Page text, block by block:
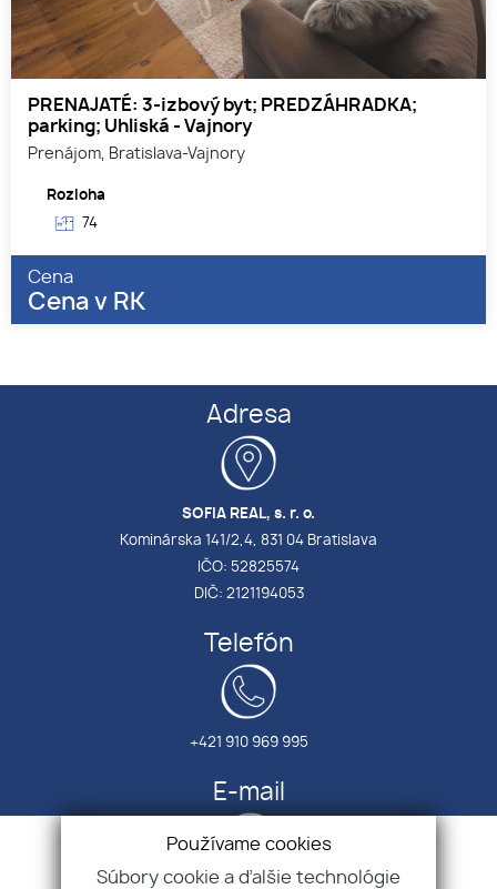
PRENAJATÉ: 3-izbový byt; PREDZÁHRADKA;
parking; Uhliská - Vajnory
Prenájom, Bratislava-Vajnory
Rozloha
74
Cena
Cena v RK
Adresa
SOFIA REAL, s. r. o.
Kominárska 141/2,4, 831 04 Bratislava
IČO: 52825574
DIČ: 2121194053
Telefón
+421 910 969 995
E-mail
Používame cookies
Súbory cookie a ďalšie technológie